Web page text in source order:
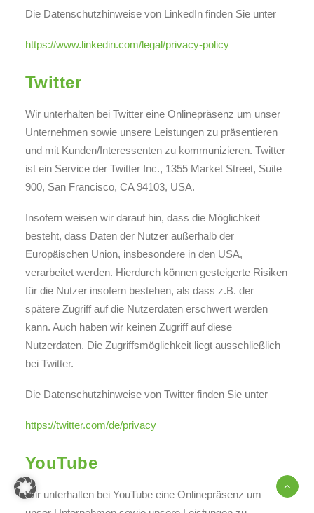
Die Datenschutzhinweise von LinkedIn finden Sie unter
https://www.linkedin.com/legal/privacy-policy
Twitter
Wir unterhalten bei Twitter eine Onlinepräsenz um unser
Unternehmen sowie unsere Leistungen zu präsentieren
und mit Kunden/Interessenten zu kommunizieren. Twitter
ist ein Service der Twitter Inc., 1355 Market Street, Suite
900, San Francisco, CA 94103, USA.
Insofern weisen wir darauf hin, dass die Möglichkeit
besteht, dass Daten der Nutzer außerhalb der
Europäischen Union, insbesondere in den USA,
verarbeitet werden. Hierdurch können gesteigerte Risiken
für die Nutzer insofern bestehen, als dass z.B. der
spätere Zugriff auf die Nutzerdaten erschwert werden
kann. Auch haben wir keinen Zugriff auf diese
Nutzerdaten. Die Zugriffsmöglichkeit liegt ausschließlich
bei Twitter.
Die Datenschutzhinweise von Twitter finden Sie unter
https://twitter.com/de/privacy
YouTube
Wir unterhalten bei YouTube eine Onlinepräsenz um